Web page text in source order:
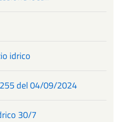
idrico
del 04/09/2024
30/7